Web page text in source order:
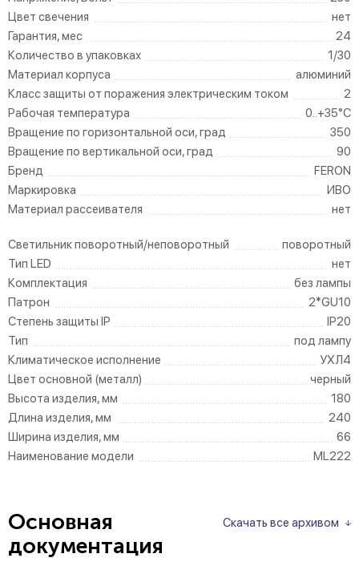
Цвет свечения
нет
Гарантия, мес
24
Количество в упаковках
1/30
Материал корпуса
алюминий
Класс защиты от поражения электрическим током
2
Рабочая температура
0..+35°C
Вращение по горизонтальной оси, град
350
Вращение по вертикальной оси, град
90
Бренд
FERON
Маркировка
ИВО
Материал рассеивателя
нет
Светильник поворотный/неповоротный
поворотный
Тип LED
нет
Комплектация
без лампы
Патрон
2*GU10
Степень защиты IP
IP20
Тип
под лампу
Климатическое исполнение
УХЛ4
Цвет основной (металл)
черный
Высота изделия, мм
180
Длина изделия, мм
240
Ширина изделия, мм
66
Наименование модели
ML222
Скачать все архивом
Основная
документация